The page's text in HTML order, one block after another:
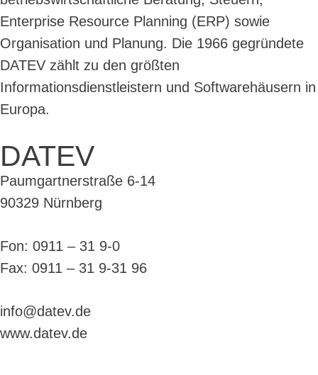
Enterprise Resource Planning (ERP) sowie
Organisation und Planung. Die 1966 gegründete
DATEV zählt zu den größten
Informationsdienstleistern und Softwarehäusern in
Europa.
DATEV
Paumgartnerstraße 6-14
90329 Nürnberg
Fon: 0911 – 31 9-0
Fax: 0911 – 31 9-31 96
info@datev.de
www.datev.de